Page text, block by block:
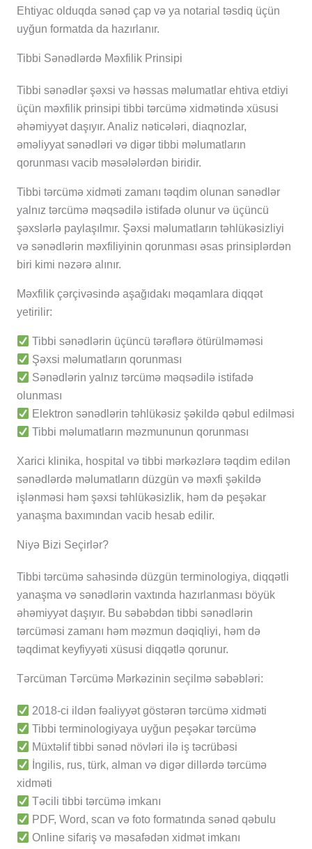
Ehtiyac olduqda sənəd çap və ya notarial təsdiq üçün
uyğun formatda da hazırlanır.
Tibbi Sənədlərdə Məxfilik Prinsipi
Tibbi sənədlər şəxsi və həssas məlumatlar ehtiva etdiyi
üçün məxfilik prinsipi tibbi tərcümə xidmətində xüsusi
əhəmiyyət daşıyır. Analiz nəticələri, diaqnozlar,
əməliyyat sənədləri və digər tibbi məlumatların
qorunması vacib məsələlərdən biridir.
Tibbi tərcümə xidməti zamanı təqdim olunan sənədlər
yalnız tərcümə məqsədilə istifadə olunur və üçüncü
şəxslərlə paylaşılmır. Şəxsi məlumatların təhlükəsizliyi
və sənədlərin məxfiliyinin qorunması əsas prinsiplərdən
biri kimi nəzərə alınır.
Məxfilik çərçivəsində aşağıdakı məqamlara diqqət
yetirilir:
Tibbi sənədlərin üçüncü tərəflərə ötürülməməsi
Şəxsi məlumatların qorunması
Sənədlərin yalnız tərcümə məqsədilə istifadə
olunması
Elektron sənədlərin təhlükəsiz şəkildə qəbul edilməsi
Tibbi məlumatların məzmununun qorunması
Xarici klinika, hospital və tibbi mərkəzlərə təqdim edilən
sənədlərdə məlumatların düzgün və məxfi şəkildə
işlənməsi həm şəxsi təhlükəsizlik, həm də peşəkar
yanaşma baxımından vacib hesab edilir.
Niyə Bizi Seçirlər?
Tibbi tərcümə sahəsində düzgün terminologiya, diqqətli
yanaşma və sənədlərin vaxtında hazırlanması böyük
əhəmiyyət daşıyır. Bu səbəbdən tibbi sənədlərin
tərcüməsi zamanı həm məzmun dəqiqliyi, həm də
təqdimat keyfiyyəti xüsusi diqqətlə qorunur.
Tərcüman Tərcümə Mərkəzinin seçilmə səbəbləri:
2018-ci ildən fəaliyyət göstərən tərcümə xidməti
Tibbi terminologiyaya uyğun peşəkar tərcümə
Müxtəlif tibbi sənəd növləri ilə iş təcrübəsi
İngilis, rus, türk, alman və digər dillərdə tərcümə
xidməti
Təcili tibbi tərcümə imkanı
PDF, Word, scan və foto formatında sənəd qəbulu
Online sifariş və məsafədən xidmət imkanı